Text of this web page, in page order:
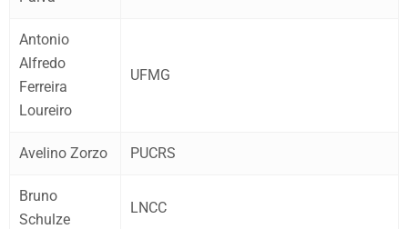
Antonio
Alfredo
Ferreira
Loureiro
UFMG
Avelino Zorzo PUCRS
Bruno
Schulze
LNCC